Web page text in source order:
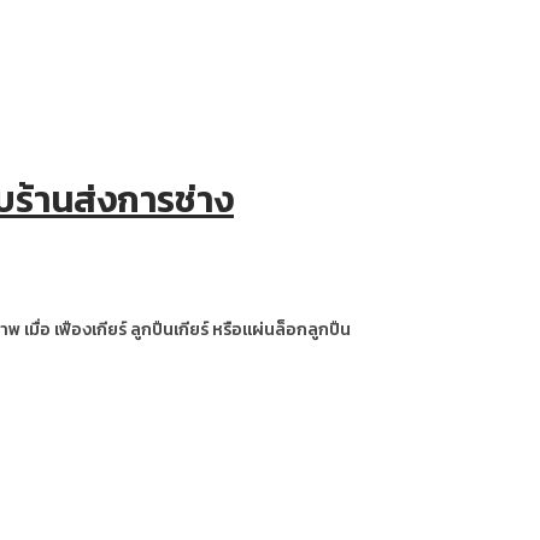
านส่งการช่าง
เมื่อ เฟืองเกียร์ ลูกปืนเกียร์ หรือแผ่นล็อกลูกปืน